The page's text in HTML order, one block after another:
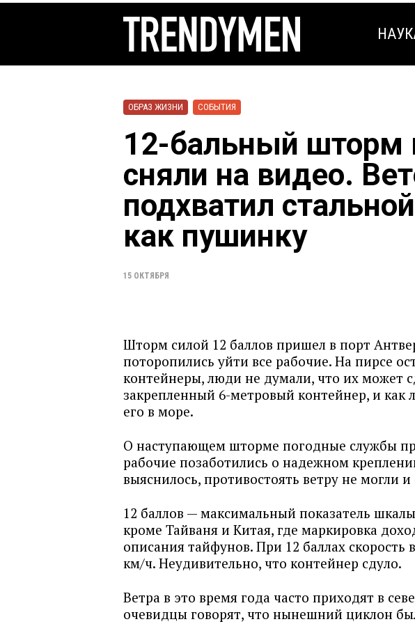
ОБРАЗ ЖИЗНИ СОБЫТИЯ
12-бальный шторм
сняли на видео.
подхватил
как пушинку
15 ОКТЯБРЯ
Шторм силой 12 баллов пришел в порт
поторопились уйти все рабочие. На пирсе
контейнеры, люди не думали, что их может
закрепленный 6-метровый контейнер, и как
его в море.
О наступающем шторме погодные службы
рабочие позаботились о надежном
выяснилось, противостоять ветру не могли
12 баллов — максимальный показатель
кроме Тайваня и Китая, где маркировка
описания тайфунов. При 12 баллах скорость
км/ч. Неудивительно, что контейнер сдуло.
Ветра в это время года часто приходят в
очевидцы говорят, что нынешний циклон